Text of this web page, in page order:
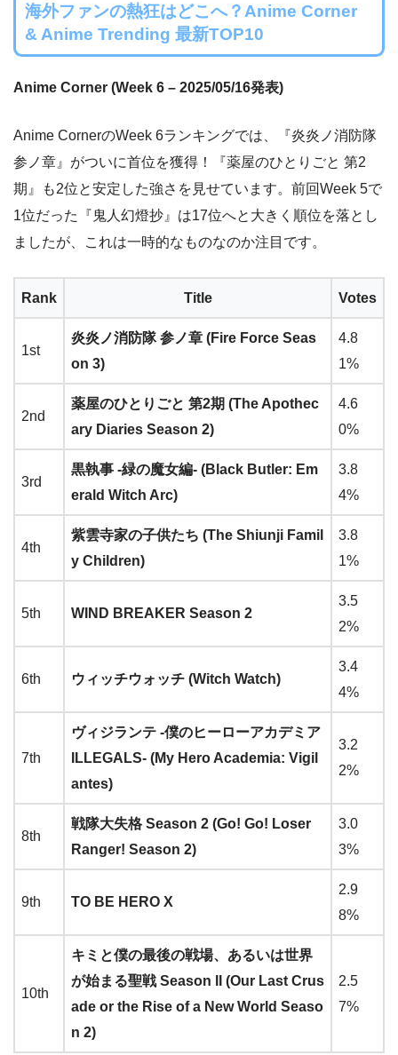
海外ファンの熱狂はどこへ？Anime Corner
& Anime Trending 最新TOP10
Anime Corner (Week 6 – 2025/05/16発表)
Anime CornerのWeek 6ランキングでは、『炎炎ノ消防隊
参ノ章』がついに首位を獲得！『薬屋のひとりごと 第2
期』も2位と安定した強さを見せています。前回Week 5で
1位だった『鬼人幻燈抄』は17位へと大きく順位を落とし
ましたが、これは一時的なものなのか注目です。
Rank Title Votes
1st
炎炎ノ消防隊 参ノ章 (Fire Force Seas
on 3)
4.8
1%
2nd
薬屋のひとりごと 第2期 (The Apothec
ary Diaries Season 2)
4.6
0%
3rd
黒執事 -緑の魔女編- (Black Butler: Em
erald Witch Arc)
3.8
4%
4th
紫雲寺家の子供たち (The Shiunji Famil
y Children)
3.8
1%
5th WIND BREAKER Season 2
3.5
2%
6th ウィッチウォッチ (Witch Watch)
3.4
4%
7th
ヴィジランテ -僕のヒーローアカデミア
ILLEGALS- (My Hero Academia: Vigil
antes)
3.2
2%
8th
戦隊大失格 Season 2 (Go! Go! Loser
Ranger! Season 2)
3.0
3%
9th TO BE HERO X
2.9
8%
10th
キミと僕の最後の戦場、あるいは世界
が始まる聖戦 Season II (Our Last Crus
ade or the Rise of a New World Seaso
n 2)
2.5
7%